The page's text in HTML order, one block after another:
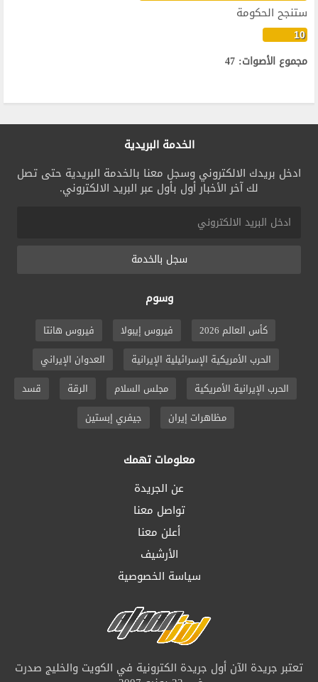
ستنجح الحكومة
10
مجموع الأصوات: 47
الخدمة البريدية
ادخل بريدك الالكتروني وسجل معنا بالخدمة البريدية حتى تصل
لك آخر الأخبار أول بأول عبر البريد الالكتروني.
سجل بالخدمة
وسوم
كأس العالم 2026 فيروس إيبولا
فيروس هانتا
الحرب الأمريكية الإسرائيلية الإيرانية
العدوان الإيراني
الحرب الإيرانية الأمريكية
مجلس السلام الرقة
قسد
مظاهرات إيران
جيفري إبستين
معلومات تهمك
عن الجريدة
تواصل معنا
أعلن معنا
الأرشيف
سياسة الخصوصية
تعتبر جريدة الآن أول جريدة الكترونية في الكويت والخليج صدرت